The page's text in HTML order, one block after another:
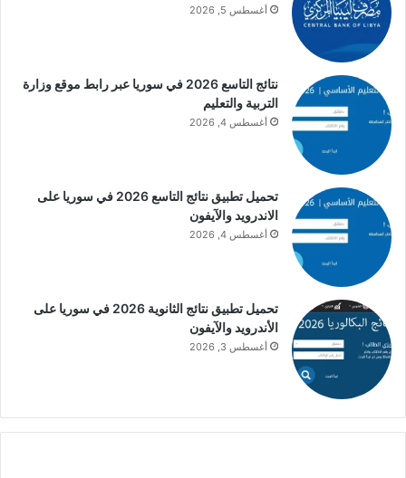
أغسطس 5, 2026
نتائج التاسع 2026 في سوريا عبر رابط موقع وزارة
التربية والتعليم
أغسطس 4, 2026
تحميل تطبيق نتائج التاسع 2026 في سوريا على
الاندرويد والآيفون
أغسطس 4, 2026
تحميل تطبيق نتائج الثانوية 2026 في سوريا على
الأندرويد والآيفون
أغسطس 3, 2026